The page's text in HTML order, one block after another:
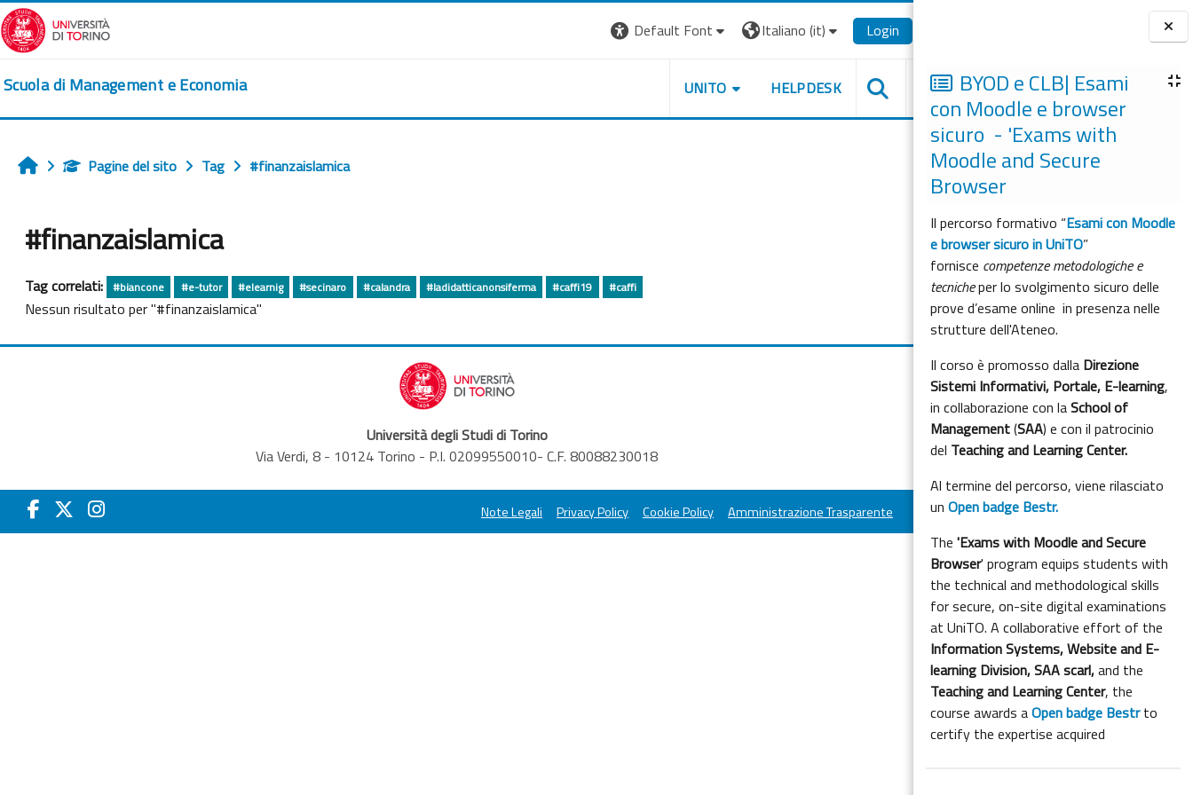
Vai al contenuto principale
Blocchi
BYOD e CLB| Esami
con Moodle e browser
sicuro - 'Exams with
Moodle and Secure
Browser
Il percorso formativo “Esami con Moodle
e browser sicuro in UniTO”
fornisce competenze metodologiche e
tecnicheper lo svolgimento sicuro delle
prove d’esame online in presenza nelle
strutture dell'Ateneo.
Il corso è promosso dalla Direzione
Sistemi Informativi, Portale, E-learning,
in collaborazione con laSchool of
Management(SAA) e con il patrocinio
del Teaching and Learning Center.
Al termine del percorso, viene rilasciato
unOpen badge Bestr.
The'Exams with Moodle and Secure
Browser' program equips students with
the technical and methodological skills
for secure, on-site digital examinations
at UniTO. A collaborative effort of the
Information Systems, Website and E-
learning Division,SAA scarl,and the
Teaching and Learning Center, the
course awards aOpen badge Bestrto
certify the expertise acquired
Default Font Italiano ‎(it)‎ Login
Scuola di Management e Economia UNITO HELPDESK
HomePagine del sito Tag #finanzaislamica
#finanzaislamica
Tag correlati: #biancone #e-tutor #elearnig #secinaro #calandra #ladidatticanonsiferma #caffi19 #caffi
Nessun risultato per "#finanzaislamica"
Università degli Studi di Torino
Via Verdi, 8 - 10124 Torino - P.I. 02099550010- C.F. 80088230018
Note Legali Privacy Policy Cookie Policy Amministrazione Trasparente